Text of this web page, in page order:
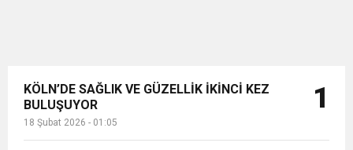
KÖLN’DE SAĞLIK VE GÜZELLİK İKİNCİ KEZ
BULUŞUYOR
18 Şubat 2026 - 01:05
1